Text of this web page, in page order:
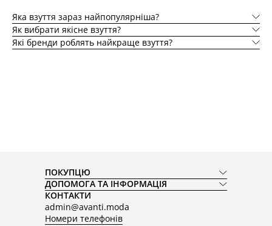
Яка взуття зараз найпопулярніша?
Як вибрати якісне взуття?
Які бренди роблять найкраще взуття?
ПОКУПЦЮ
ДОПОМОГА ТА ІНФОРМАЦІЯ
КОНТАКТИ
admin@avanti.moda
Номери телефонів